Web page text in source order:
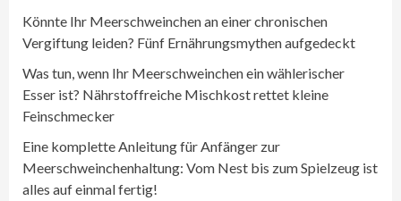
Könnte Ihr Meerschweinchen an einer chronischen
Vergiftung leiden? Fünf Ernährungsmythen aufgedeckt
Was tun, wenn Ihr Meerschweinchen ein wählerischer
Esser ist? Nährstoffreiche Mischkost rettet kleine
Feinschmecker
Eine komplette Anleitung für Anfänger zur
Meerschweinchenhaltung: Vom Nest bis zum Spielzeug ist
alles auf einmal fertig!